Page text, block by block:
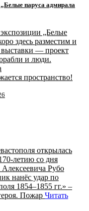
паруса адмирала
„Белые
здесь разместим и
— проект
и люди.
пространство!
открылась
летию со дня
Рубо
нанёс удар по
1854–1855 гг.» –
Пожар Читать